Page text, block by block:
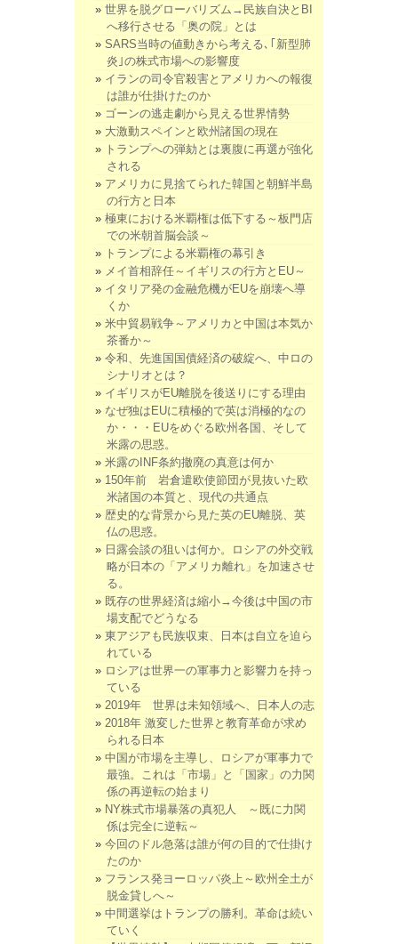
世界を脱グローバリズム→民族自決とBI
へ移行させる「奥の院」とは
SARS当時の値動きから考える､｢新型肺
炎｣の株式市場への影響度
イランの司令官殺害とアメリカへの報復
は誰が仕掛けたのか
ゴーンの逃走劇から見える世界情勢
大激動スペインと欧州諸国の現在
トランプへの弾劾とは裏腹に再選が強化
される
アメリカに見捨てられた韓国と朝鮮半島
の行方と日本
極東における米覇権は低下する～板門店
での米朝首脳会談～
トランプによる米覇権の幕引き
メイ首相辞任～イギリスの行方とEU～
イタリア発の金融危機がEUを崩壊へ導
くか
米中貿易戦争～アメリカと中国は本気か
茶番か～
令和、先進国国債経済の破綻へ、中ロの
シナリオとは？
イギリスがEU離脱を後送りにする理由
なぜ独はEUに積極的で英は消極的なの
か・・・EUをめぐる欧州各国、そして
米露の思惑。
米露のINF条約撤廃の真意は何か
150年前 岩倉遣欧使節団が見抜いた欧
米諸国の本質と、現代の共通点
歴史的な背景から見た英のEU離脱、英
仏の思惑。
日露会談の狙いは何か。ロシアの外交戦
略が日本の「アメリカ離れ」を加速させ
る。
既存の世界経済は縮小→今後は中国の市
場支配でどうなる
東アジアも民族収束、日本は自立を迫ら
れている
ロシアは世界一の軍事力と影響力を持っ
ている
2019年 世界は未知領域へ、日本人の志
2018年 激変した世界と教育革命が求め
られる日本
中国が市場を主導し、ロシアが軍事力で
最強。これは「市場」と「国家」の力関
係の再逆転の始まり
NY株式市場暴落の真犯人 ～既に力関
係は完全に逆転～
今回のドル急落は誰が何の目的で仕掛け
たのか
フランス発ヨーロッパ炎上～欧州全土が
脱金貸しへ～
中間選挙はトランプの勝利。革命は続い
ていく